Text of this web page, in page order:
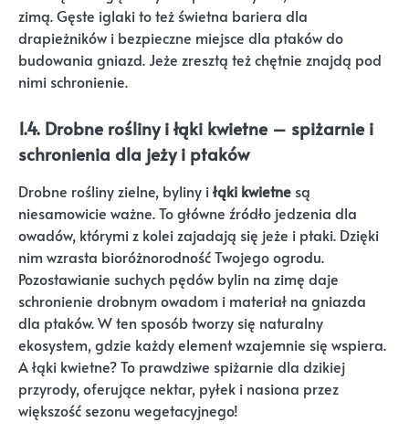
zimą. Gęste iglaki to też świetna bariera dla
drapieżników i bezpieczne miejsce dla ptaków do
budowania gniazd. Jeże zresztą też chętnie znajdą pod
nimi schronienie.
1.4. Drobne rośliny i łąki kwietne – spiżarnie i
schronienia dla jeży i ptaków
Drobne rośliny zielne, byliny iłąki kwietne są
niesamowicie ważne. To główne źródło jedzenia dla
owadów, którymi z kolei zajadają się jeże i ptaki. Dzięki
nim wzrasta bioróżnorodność Twojego ogrodu.
Pozostawianie suchych pędów bylin na zimę daje
schronienie drobnym owadom i materiał na gniazda
dla ptaków. W ten sposób tworzy się naturalny
ekosystem, gdzie każdy element wzajemnie się wspiera.
A łąki kwietne? To prawdziwe spiżarnie dla dzikiej
przyrody, oferujące nektar, pyłek i nasiona przez
większość sezonu wegetacyjnego!